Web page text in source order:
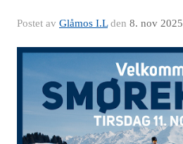
Postet av Glåmos I.Lden 8. nov 2025